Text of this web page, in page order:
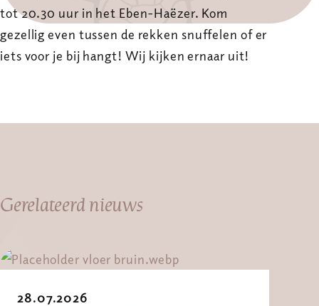
tot 20.30 uur in het Eben-Haëzer. Kom
gezellig even tussen de rekken snuffelen of er
iets voor je bij hangt! Wij kijken ernaar uit!
Gerelateerd nieuws
28.07.2026